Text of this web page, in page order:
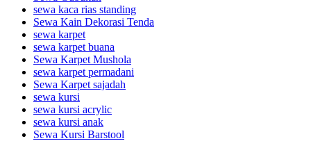
sewa kaca rias standing
Sewa Kain Dekorasi Tenda
sewa karpet
sewa karpet buana
Sewa Karpet Mushola
sewa karpet permadani
Sewa Karpet sajadah
sewa kursi
sewa kursi acrylic
sewa kursi anak
Sewa Kursi Barstool